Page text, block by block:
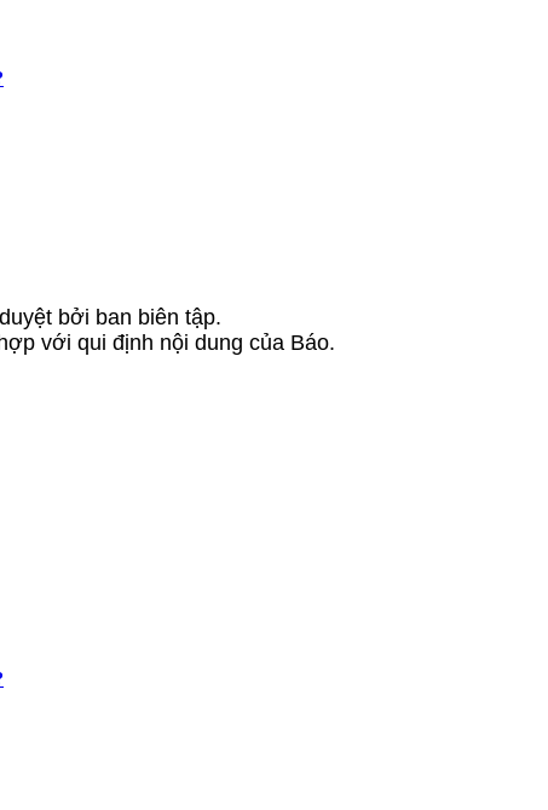
bởi ban biên tập.
với qui định nội dung của Báo.